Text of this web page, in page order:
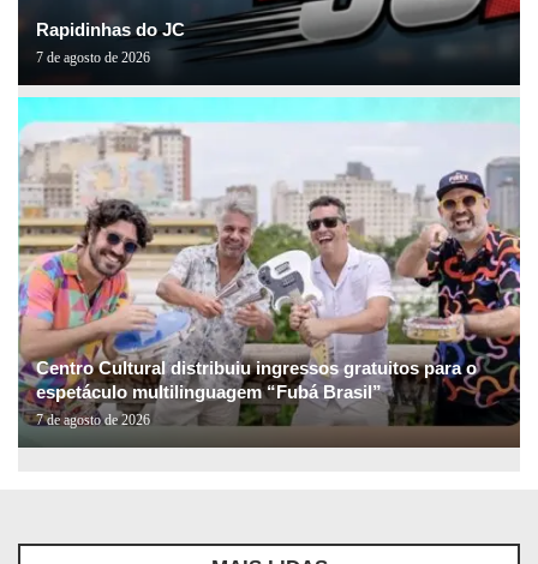
Rapidinhas do JC
7 de agosto de 2026
Centro Cultural distribuiu ingressos gratuitos para o
espetáculo multilinguagem “Fubá Brasil”
7 de agosto de 2026